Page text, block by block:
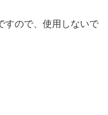
すので、使用しないで